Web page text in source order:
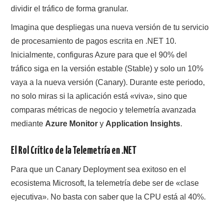
dividir el tráfico de forma granular.
Imagina que despliegas una nueva versión de tu servicio
de procesamiento de pagos escrita en .NET 10.
Inicialmente, configuras Azure para que el 90% del
tráfico siga en la versión estable (Stable) y solo un 10%
vaya a la nueva versión (Canary). Durante este periodo,
no solo miras si la aplicación está «viva», sino que
comparas métricas de negocio y telemetría avanzada
mediante Azure Monitor y Application Insights.
El Rol Crítico de la Telemetría en .NET
Para que un Canary Deployment sea exitoso en el
ecosistema Microsoft, la telemetría debe ser de «clase
ejecutiva». No basta con saber que la CPU está al 40%.